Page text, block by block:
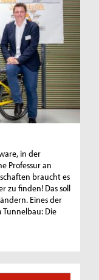
in der
Professur an
braucht es
zu finden! Das soll
Eines der
Die